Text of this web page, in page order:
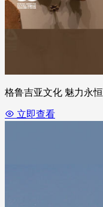
格鲁吉亚文化 魅力永恒
立即查看